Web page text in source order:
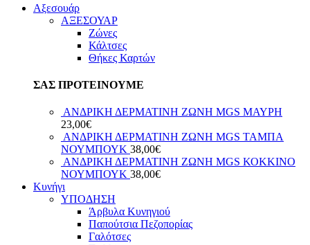
Αξεσουάρ
ΑΞΕΣΟΥΑΡ
Ζώνες
Κάλτσες
Θήκες Καρτών
ΣΑΣ ΠΡΟΤΕΙΝΟΥΜΕ
ΑΝΔΡΙΚΗ ΔΕΡΜΑΤΙΝΗ ΖΩΝΗ MGS ΜΑΥΡΗ
23,00€
ΑΝΔΡΙΚΗ ΔΕΡΜΑΤΙΝΗ ΖΩΝΗ MGS ΤΑΜΠΑ
ΝΟΥΜΠΟΥΚ 38,00€
ΑΝΔΡΙΚΗ ΔΕΡΜΑΤΙΝΗ ΖΩΝΗ MGS ΚΟΚΚΙΝΟ
ΝΟΥΜΠΟΥΚ 38,00€
Κυνήγι
ΥΠΟΔΗΣΗ
Άρβυλα Κυνηγιού
Παπούτσια Πεζοπορίας
Γαλότσες